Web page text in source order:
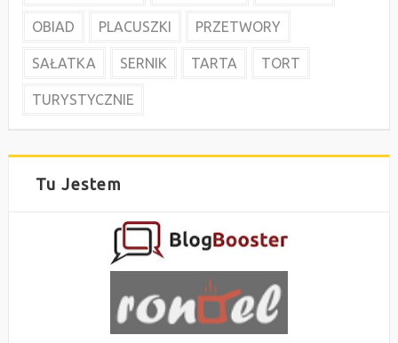
OBIAD PLACUSZKI PRZETWORY
SAŁATKA SERNIK TARTA TORT
TURYSTYCZNIE
Tu Jestem